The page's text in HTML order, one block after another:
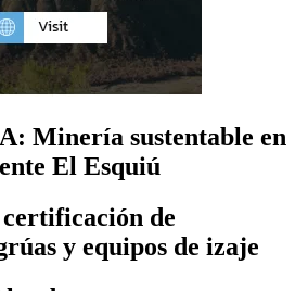
Minería sustentable en
El Esquiú
de
y equipos de izaje